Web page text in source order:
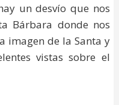
un desvío que nos
Bárbara donde nos
imagen de la Santa y
vistas sobre el